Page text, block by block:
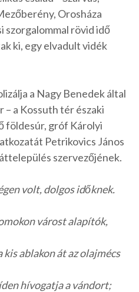
Orosháza
szorgalommal rövid idő
ki, egy elvadult vidék
a Nagy Benedek által
a Kossuth tér északi
földesúr, gróf Károlyi
Petrikovics János
szervezőjének.
volt, dolgos időknek.
várost alapítók,
ablakon át az olajmécs
hívogatja a vándort;